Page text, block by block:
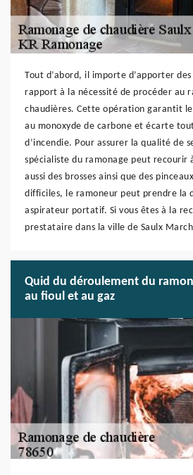
Tout d’abord, il importe d’apporter
rapport à la nécessité de procéder au
chaudières. Cette opération garantit
au monoxyde de carbone et écarte
d’incendie. Pour assurer la qualité de
spécialiste du ramonage peut recourir
aussi des brosses ainsi que des
difficiles, le ramoneur peut prendre la
aspirateur portatif. Si vous êtes à la
prestataire dans la ville de Saulx
Quid du déroulement du
au fioul et au gaz